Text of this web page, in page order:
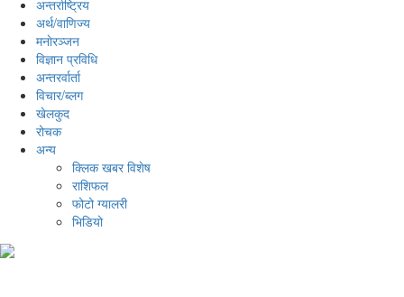
अन्तर्राष्ट्रिय
अर्थ/वाणिज्य
मनाेरञ्जन
विज्ञान प्रविधि
अन्तरर्वार्ता
विचार/ब्लग
खेलकुद
रोचक
अन्य
क्लिक खबर विशेष
राशिफल
फोटो ग्यालरी
भिडियो